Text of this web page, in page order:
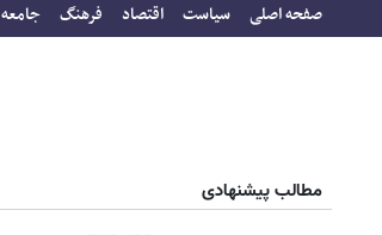
صفحه اصلی سیاست اقتصاد فرهنگ جامعه
مطالب پیشنهادی